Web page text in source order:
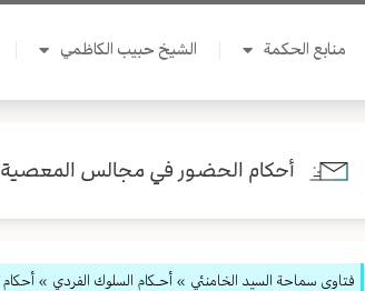
منابع الحكمة الشيخ حبيب الكاظمي
أحكام الحضور في مجالس المعصية
فتاوى سماحة السيد الخامنئي » أحـكام السلوك الفردي »